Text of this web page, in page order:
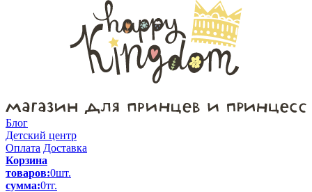
Блог
Детский центр
Оплата Доставка
Корзина
товаров:0шт.
сумма:0тг.